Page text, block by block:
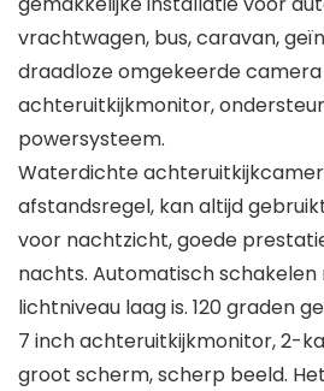
vrachtwagen, bus, caravan,
draadloze omgekeerde
achteruitkijkmonitor,
powersysteem.
Waterdichte
afstandsregel, kan altijd
voor nachtzicht, goede
nachts. Automatisch schakelen
lichtniveau laag is. 120 graden
7 inch achteruitkijkmonitor, 2-
groot scherm, scherp beeld.